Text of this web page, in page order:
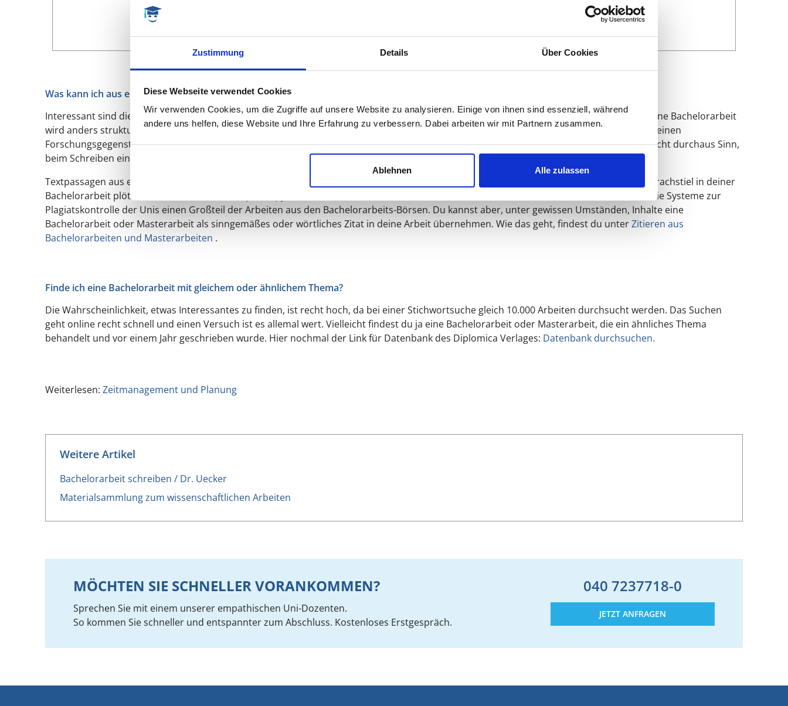
Zustimmung Details Über Cookies
Diese Webseite verwendet Cookies
Wir verwenden Cookies, um die Zugriffe auf unsere Website zu analysieren. Einige von ihnen sind essenziell, während
andere uns helfen, diese Website und Ihre Erfahrung zu verbessern. Dabei arbeiten wir mit Partnern zusammen.
Ablehnen Alle zulassen
MEHR ERFAHREN
Was kann ich aus einer Bachelorarbeit zu einem ähnlichen Thema herausziehen?
Interessant sind die Gliederungen. Hier kann man gut sehen, wie ein Kommilitone das gleiche oder ein ähnliches Thema strukturiert hat. Eine Bachelorarbeit
wird anders strukturiert als ein Lehrbuch oder ein Artikel einer Fachzeitschrift. Die Bachelorarbeit hat in der Regel eine Fragestellung oder einen
Forschungsgegenstand, der in der Einleitung eindeutig benannt wird. Die Einleitung eines Lehrbuches ist da ganz anders aufgebaut. Es macht durchaus Sinn,
beim Schreiben einer Bachelorarbeit auch mal eine andere, fremde Bachelorarbeit in die Hand zu nehmen.
Textpassagen aus einer anderen Bachelorarbeit abzuschreiben ist hingegen keine gute Idee. Dein Prüfer wird bemerken, wenn sich der Sprachstiel in deiner
Bachelorarbeit plötzlich ändert, weil der Text per Copy und Paste von einem anderen Autor übernommen worden ist. Außerdem kennen die Systeme zur
Plagiatskontrolle der Unis einen Großteil der Arbeiten aus den Bachelorarbeits-Börsen. Du kannst aber, unter gewissen Umständen, Inhalte eine
Bachelorarbeit oder Masterarbeit als sinngemäßes oder wörtliches Zitat in deine Arbeit übernehmen. Wie das geht, findest du unterZitieren aus
Bachelorarbeiten und Masterarbeiten .
Finde ich eine Bachelorarbeit mit gleichem oder ähnlichem Thema?
Die Wahrscheinlichkeit, etwas Interessantes zu finden, ist recht hoch, da bei einer Stichwortsuche gleich 10.000 Arbeiten durchsucht werden. Das Suchen
geht online recht schnell und einen Versuch ist es allemal wert. Vielleicht findest du ja eine Bachelorarbeit oder Masterarbeit, die ein ähnliches Thema
behandelt und vor einem Jahr geschrieben wurde. Hier nochmal der Link für Datenbank des Diplomica Verlages: Datenbank durchsuchen.
Weiterlesen: Zeitmanagement und Planung
Weitere Artikel
Bachelorarbeit schreiben / Dr. Uecker
Materialsammlung zum wissenschaftlichen Arbeiten
MÖCHTEN SIE SCHNELLER VORANKOMMEN?
Sprechen Sie mit einem unserer empathischen Uni-Dozenten.
So kommen Sie schneller und entspannter zum Abschluss. Kostenloses Erstgespräch.
040 7237718-0
JETZT ANFRAGEN